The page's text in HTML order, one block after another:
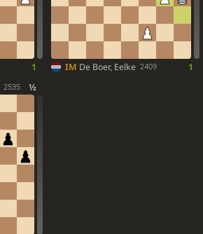
1 IM De Boer, Eelke 2409
1
2535 ½